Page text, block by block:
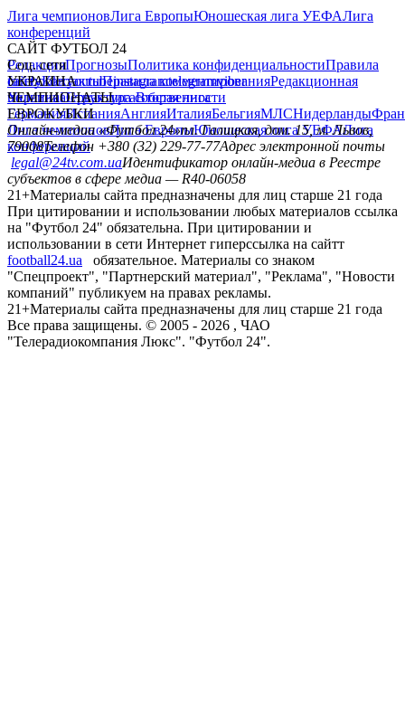
Лига чемпионовЛига ЕвропыЮношеская лига УЕФАЛига
конференций
САЙТ ФУТБОЛ 24
РедакцияПрогнозыПолитика конфиденциальностиПравила
сайтуКонтактыПравила комментированияРедакционная
политикаСтруктура собственности
Соц. сети
facebookxyoutubeinstagramtelegramviber
УКРАИНА
УкраинаПервая лигаВторая лига
ЧЕМПИОНАТЫ
ГерманияИспанияАнглияИталияБельгияМЛСНидерланды
ЕВРОКУБКИ
Лига чемпионовЛига ЕвропыЮношеская лига УЕФАЛига
конференций
Онлайн-медиа «Футбол 24»пл. Галицкая, дом. 15, м. Львов,
79008Телефон +380 (32) 229-77-77Адрес электронной почты
legal@24tv.com.uaИдентификатор онлайн-медиа в Реестре
субъектов в сфере медиа — R40-06058
21+Материалы сайта предназначены для лиц старше 21 года
При цитировании и использовании любых материалов ссылка
на "Футбол 24" обязательна. При цитировании и
использовании в сети Интернет гиперссылка на сайтт
football24.ua
обязательное. Материалы со знаком
"Спецпроект", "Партнерский материал", "Реклама", "Новости
компаний" публикуем на правах рекламы.
21+Материалы сайта предназначены для лиц старше 21 года
Все права защищены. © 2005 - 2026 , ЧАО
"Телерадиокомпания Люкс". "Футбол 24".